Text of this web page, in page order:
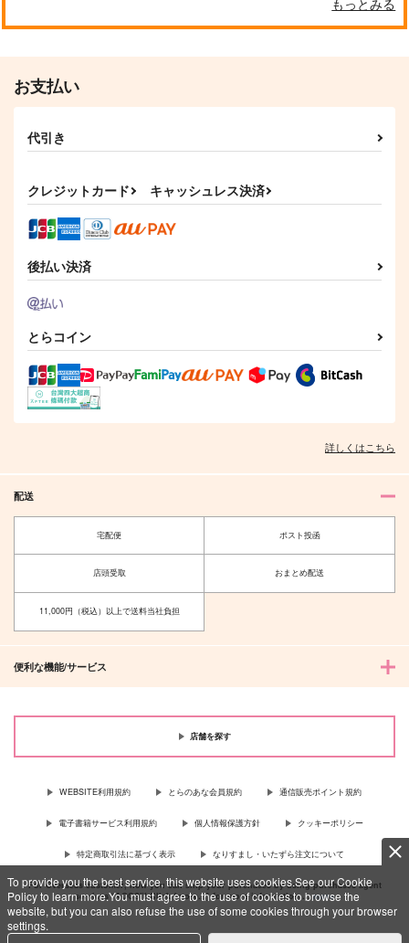
To provide you the best service, this website uses cookies.See our Cookie
Policy to learn more.You must agree to the use of cookies to browse the
website, but you can also refuse the use of some cookies through your browser
settings.
もっとみる
お支払い
代引き
クレジットカード キャッシュレス決済
後払い決済
とらコイン
詳しくはこちら
配送
宅配便 ポスト投函
店頭受取 おまとめ配送
11,000円（税込）以上で送料当社負担
便利な機能/サービス
店舗を探す
WEBSITE利用規約 とらのあな会員規約 通信販売ポイント規約
電子書籍サービス利用規約 個人情報保護方針 クッキーポリシー
特定商取引法に基づく表示 なりすまし・いたずら注文について
For Overseas customer, now you can ship your purchases by using purchases agent
services “AOCS”! Click {more…} for more information …more